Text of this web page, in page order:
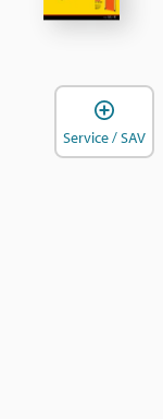
Service / SAV